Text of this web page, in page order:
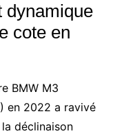
dynamique
cote en
BMW M3
en 2022 a ravivé
déclinaison